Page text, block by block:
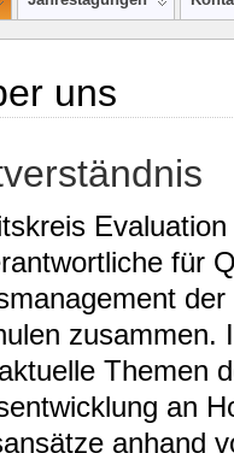
uns
für
zusammen.
Themen
an
anhand